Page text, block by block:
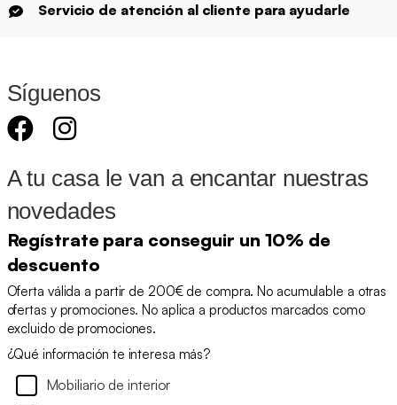
Servicio de atención al cliente para ayudarle
Síguenos
A tu casa le van a encantar nuestras
novedades
Regístrate para conseguir un 10% de
descuento
Oferta válida a partir de 200€ de compra. No acumulable a otras
ofertas y promociones. No aplica a productos marcados como
excluido de promociones.
¿Qué información te interesa más?
Mobiliario de interior